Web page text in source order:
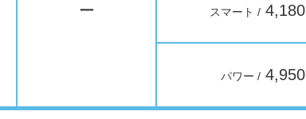
ー スマート / 4,180
パワー / 4,950